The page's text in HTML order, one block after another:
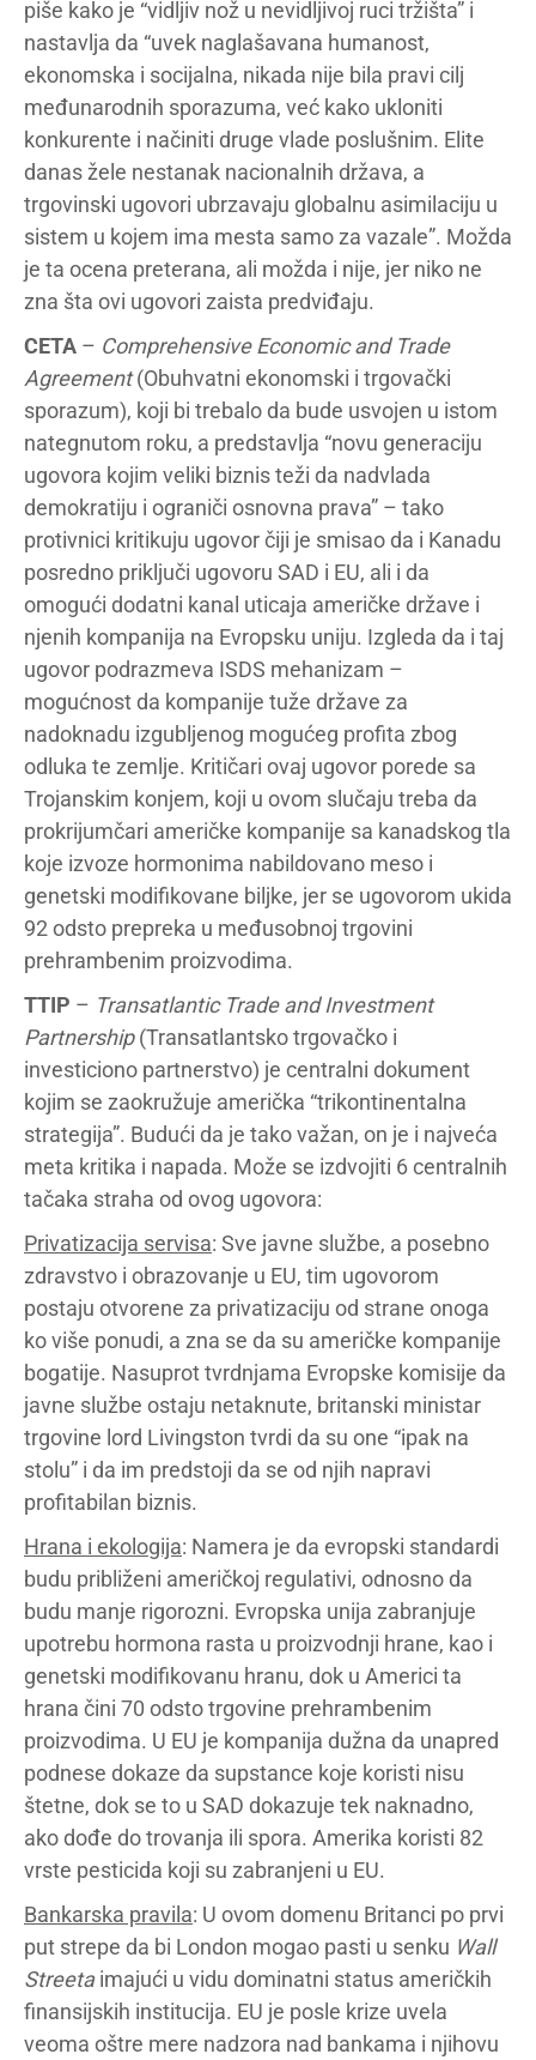
piše kako je “vidljiv nož u nevidljivoj ruci tržišta” i
nastavlja da “uvek naglašavana humanost,
ekonomska i socijalna, nikada nije bila pravi cilj
međunarodnih sporazuma, već kako ukloniti
konkurente i načiniti druge vlade poslušnim. Elite
danas žele nestanak nacionalnih država, a
trgovinski ugovori ubrzavaju globalnu asimilaciju u
sistem u kojem ima mesta samo za vazale”. Možda
je ta ocena preterana, ali možda i nije, jer niko ne
zna šta ovi ugovori zaista predviđaju.
CETA – Comprehensive Economic and Trade
Agreement(Obuhvatni ekonomski i trgovački
sporazum), koji bi trebalo da bude usvojen u istom
nategnutom roku, a predstavlja “novu generaciju
ugovora kojim veliki biznis teži da nadvlada
demokratiju i ograniči osnovna prava” – tako
protivnici kritikuju ugovor čiji je smisao da i Kanadu
posredno priključi ugovoru SAD i EU, ali i da
omogući dodatni kanal uticaja američke države i
njenih kompanija na Evropsku uniju. Izgleda da i taj
ugovor podrazmeva ISDS mehanizam –
mogućnost da kompanije tuže države za
nadoknadu izgubljenog mogućeg profita zbog
odluka te zemlje. Kritičari ovaj ugovor porede sa
Trojanskim konjem, koji u ovom slučaju treba da
prokrijumčari američke kompanije sa kanadskog tla
koje izvoze hormonima nabildovano meso i
genetski modifikovane biljke, jer se ugovorom ukida
92 odsto prepreka u međusobnoj trgovini
prehrambenim proizvodima.
TTIP – Transatlantic Trade and Investment
Partnership(Transatlantsko trgovačko i
investiciono partnerstvo) je centralni dokument
kojim se zaokružuje američka “trikontinentalna
strategija”. Budući da je tako važan, on je i najveća
meta kritika i napada. Može se izdvojiti 6 centralnih
tačaka straha od ovog ugovora:
Privatizacija servisa: Sve javne službe, a posebno
zdravstvo i obrazovanje u EU, tim ugovorom
postaju otvorene za privatizaciju od strane onoga
ko više ponudi, a zna se da su američke kompanije
bogatije. Nasuprot tvrdnjama Evropske komisije da
javne službe ostaju netaknute, britanski ministar
trgovine lord Livingston tvrdi da su one “ipak na
stolu” i da im predstoji da se od njih napravi
profitabilan biznis.
Hrana i ekologija: Namera je da evropski standardi
budu približeni američkoj regulativi, odnosno da
budu manje rigorozni. Evropska unija zabranjuje
upotrebu hormona rasta u proizvodnji hrane, kao i
genetski modifikovanu hranu, dok u Americi ta
hrana čini 70 odsto trgovine prehrambenim
proizvodima. U EU je kompanija dužna da unapred
podnese dokaze da supstance koje koristi nisu
štetne, dok se to u SAD dokazuje tek naknadno,
ako dođe do trovanja ili spora. Amerika koristi 82
vrste pesticida koji su zabranjeni u EU.
Bankarska pravila: U ovom domenu Britanci po prvi
put strepe da bi London mogao pasti u senku Wall
Streetaimajući u vidu dominatni status američkih
finansijskih institucija. EU je posle krize uvela
veoma oštre mere nadzora nad bankama i njihovu